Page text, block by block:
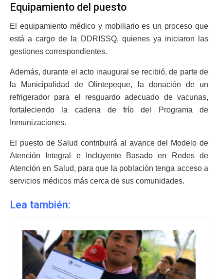
Equipamiento del puesto
El equipamiento médico y mobiliario es un proceso que
está a cargo de la DDRISSQ, quienes ya iniciaron las
gestiones correspondientes.
Además, durante el acto inaugural se recibió, de parte de
la Municipalidad de Olintepeque, la donación de un
refrigerador para el resguardo adecuado de vacunas,
fortaleciendo la cadena de frío del Programa de
Inmunizaciones.
El puesto de Salud contribuirá al avance del Modelo de
Atención Integral e Incluyente Basado en Redes de
Atención en Salud, para que la población tenga acceso a
servicios médicos más cerca de sus comunidades.
Lea también: